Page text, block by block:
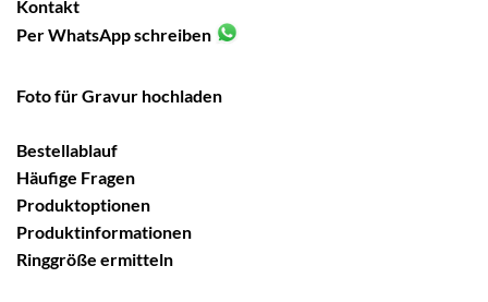
Kontakt
Per WhatsApp schreiben
Foto für Gravur hochladen
Bestellablauf
Häufige Fragen
Produktoptionen
Produktinformationen
Ringgröße ermitteln